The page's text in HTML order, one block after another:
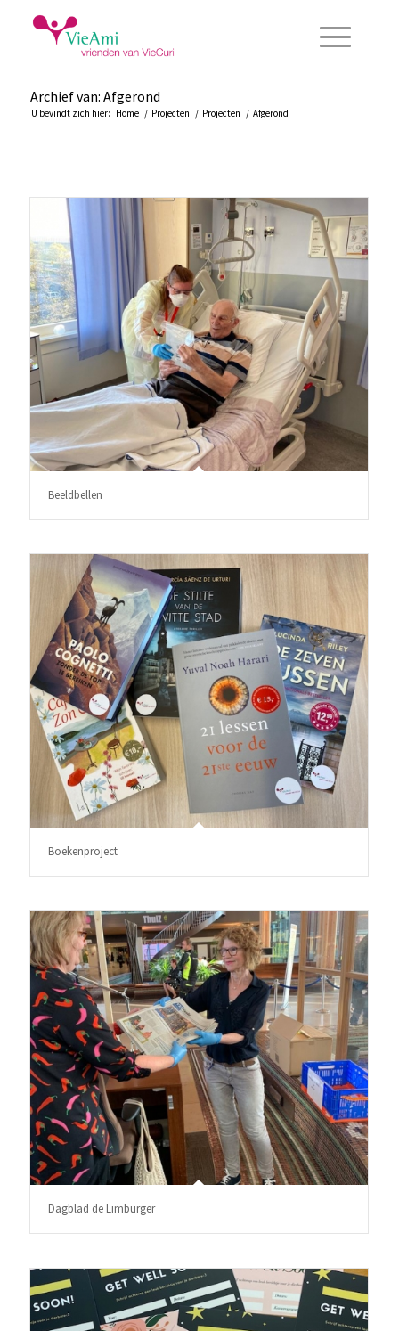
Archief van: Afgerond
U bevindt zich hier: Home / Projecten / Projecten / Afgerond
Beeldbellen
Boekenproject
Dagblad de Limburger